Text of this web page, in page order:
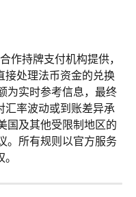
作持牌支付机构提供，
处理法币资金的兑换
为实时参考信息，最终
率波动或到账差异承
国及其他受限制地区的
。所有规则以官方服务